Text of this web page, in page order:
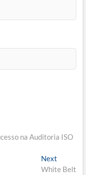
na Auditoria ISO
Next
post:
White Belt